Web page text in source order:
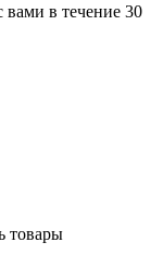
в течение 30
товары